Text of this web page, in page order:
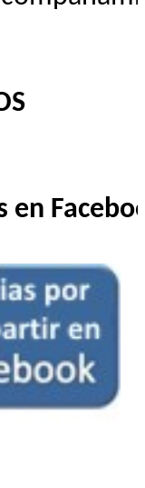
en